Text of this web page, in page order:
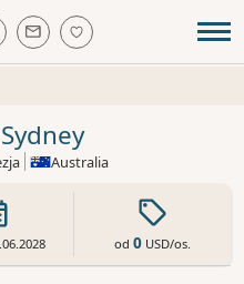
Australia
od 0USD/os.